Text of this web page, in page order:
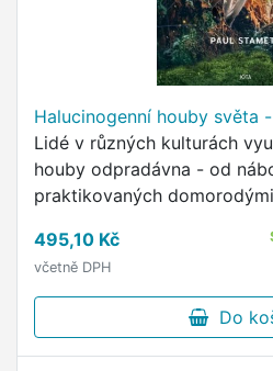
Halucinogenní houby světa
Lidé v různých kulturách
houby odpradávna - od
praktikovaných
495,10 Kč
včetně DPH
Do